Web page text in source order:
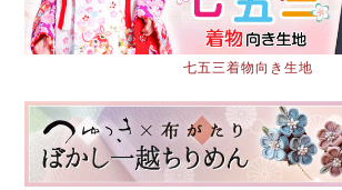
七五三着物向き生地